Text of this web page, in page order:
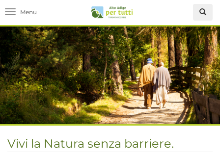
Toggle navigation
Vivi la Natura senza barriere.